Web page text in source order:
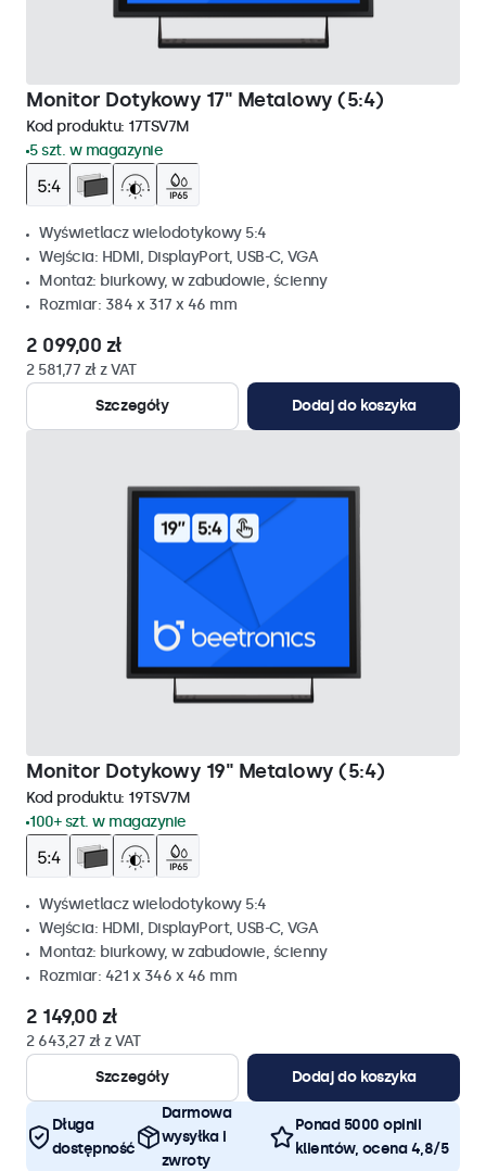
Monitor Dotykowy 17" Metalowy (5:4)
Kod produktu: 17TSV7M
5 szt. w magazynie
Wyświetlacz wielodotykowy 5:4
Wejścia: HDMI, DisplayPort, USB-C, VGA
Montaż: biurkowy, w zabudowie, ścienny
Rozmiar: 384 x 317 x 46 mm
2 099,00 zł
2 581,77 zł z VAT
Szczegóły
Dodaj do koszyka
Monitor Dotykowy 19" Metalowy (5:4)
Kod produktu: 19TSV7M
100+ szt. w magazynie
Wyświetlacz wielodotykowy 5:4
Wejścia: HDMI, DisplayPort, USB-C, VGA
Montaż: biurkowy, w zabudowie, ścienny
Rozmiar: 421 x 346 x 46 mm
2 149,00 zł
2 643,27 zł z VAT
Szczegóły
Dodaj do koszyka
Długa
dostępność
Darmowa
wysyłka i
zwroty
Ponad 5000 opinii
klientów, ocena 4,8/5